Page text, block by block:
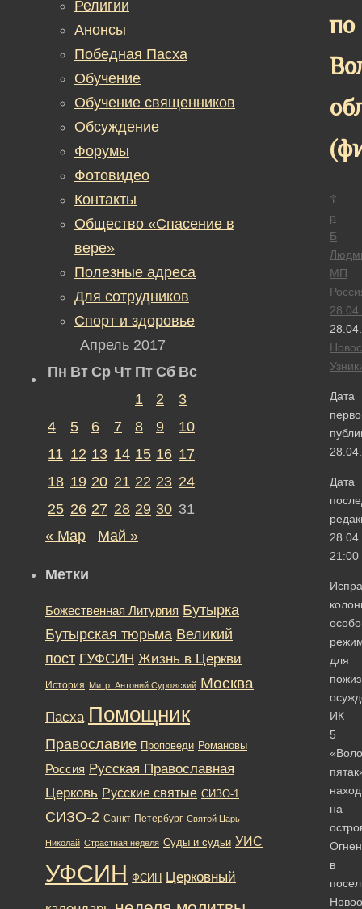
по
☦
р
Б
МП
Дата
Дата
21:00
для
ИК
5
на
в
Религии
Анонсы
Победная Пасха
Обучение
Обучение священников
Обсуждение
Форумы
Фотовидео
Контакты
Общество «Спасение в
вере»
Полезные адреса
Для сотрудников
Спорт и здоровье
Апрель 2017
Пн Вт Ср Чт Пт Сб Вс
1
2
3
4
5 6 7 8 9
10
11 12 13 14 15 16 17
18 19 20 21 22 23 24
25 26 27 28 29 30 31
« Мар
Май »
Метки
Божественная Литургия Бутырка
Бутырская тюрьма Великий
пост ГУФСИН Жизнь в Церкви
История Митр. Антоний Сурожский Москва
Пасха Помощник
Православие Проповеди Романовы
Россия Русская Православная
Церковь Русские святые СИЗО-1
СИЗО-2 Санкт-Петербург Святой Царь
Николай Страстная неделя Суды и судьи УИС
УФСИН ФСИН Церковный